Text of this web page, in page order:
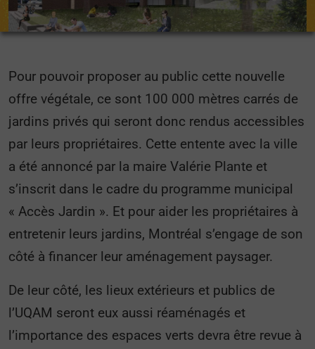
Pour pouvoir proposer au public cette nouvelle
offre végétale, ce sont 100 000 mètres carrés de
jardins privés qui seront donc rendus accessibles
par leurs propriétaires. Cette entente avec la ville
a été annoncé par la maire Valérie Plante et
s’inscrit dans le cadre du programme municipal
« Accès Jardin ». Et pour aider les propriétaires à
entretenir leurs jardins, Montréal s’engage de son
côté à financer leur aménagement paysager.
De leur côté, les lieux extérieurs et publics de
l’UQAM seront eux aussi réaménagés et
l’importance des espaces verts devra être revue à